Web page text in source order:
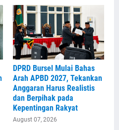
DPRD Bursel Mulai Bahas
Arah APBD 2027, Tekankan
Anggaran Harus Realistis
dan Berpihak pada
Kepentingan Rakyat
August 07, 2026